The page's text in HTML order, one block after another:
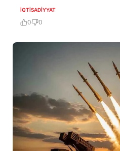
İQTISADIYYAT
0 0